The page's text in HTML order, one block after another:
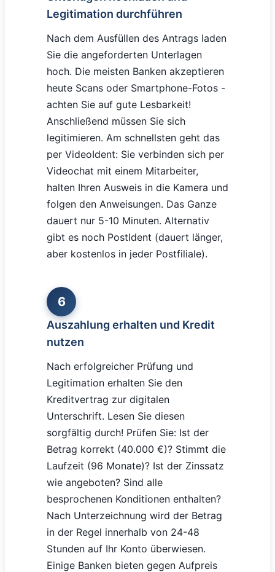
Legitimation durchführen
Nach dem Ausfüllen des Antrags laden
Sie die angeforderten Unterlagen
hoch. Die meisten Banken akzeptieren
heute Scans oder Smartphone-Fotos -
achten Sie auf gute Lesbarkeit!
Anschließend müssen Sie sich
legitimieren. Am schnellsten geht das
per VideoIdent: Sie verbinden sich per
Videochat mit einem Mitarbeiter,
halten Ihren Ausweis in die Kamera und
folgen den Anweisungen. Das Ganze
dauert nur 5-10 Minuten. Alternativ
gibt es noch PostIdent (dauert länger,
aber kostenlos in jeder Postfiliale).
6
Auszahlung erhalten und Kredit
nutzen
Nach erfolgreicher Prüfung und
Legitimation erhalten Sie den
Kreditvertrag zur digitalen
Unterschrift. Lesen Sie diesen
sorgfältig durch! Prüfen Sie: Ist der
Betrag korrekt (40.000 €)? Stimmt die
Laufzeit (96 Monate)? Ist der Zinssatz
wie angeboten? Sind alle
besprochenen Konditionen enthalten?
Nach Unterzeichnung wird der Betrag
in der Regel innerhalb von 24-48
Stunden auf Ihr Konto überwiesen.
Einige Banken bieten gegen Aufpreis